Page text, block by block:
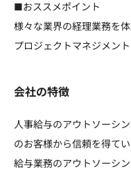
■おススメポイント
様々な業界の経理業務を
プロジェクトマネジメン
会社の特徴
人事給与のアウトソーシ
のお客様から信頼を得てい
給与業務のアウトソーシ